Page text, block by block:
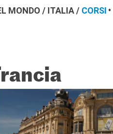
MONDO / ITALIA/ CORSI